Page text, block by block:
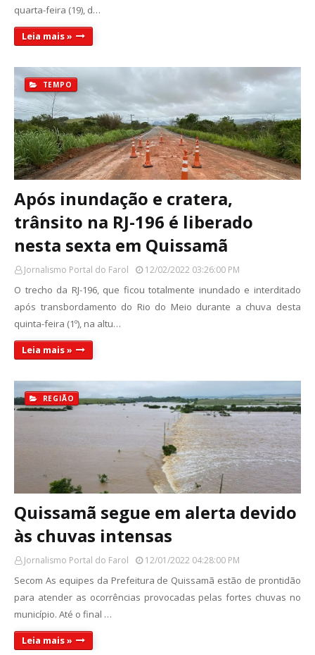
quarta-feira (19), d…
Leia mais »
TEMPO
Após inundação e cratera,
trânsito na RJ-196 é liberado
nesta sexta em Quissamã
Jornalismo Portal do Farol 12/02/2022 03:26:00 PM
O trecho da RJ-196, que ficou totalmente inundado e interditado
após transbordamento do Rio do Meio durante a chuva desta
quinta-feira (1º), na altu…
Leia mais »
REGIÃO
Quissamã segue em alerta devido
às chuvas intensas
Jornalismo Portal do Farol 12/01/2022 04:28:00 PM
Secom As equipes da Prefeitura de Quissamã estão de prontidão
para atender as ocorrências provocadas pelas fortes chuvas no
município. Até o final …
Leia mais »